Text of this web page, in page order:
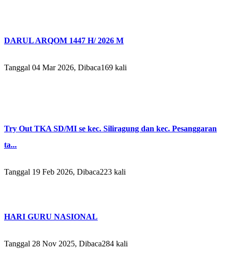
DARUL ARQOM 1447 H/ 2026 M
Tanggal 04 Mar 2026, Dibaca169 kali
Try Out TKA SD/MI se kec. Siliragung dan kec. Pesanggaran
ta...
Tanggal 19 Feb 2026, Dibaca223 kali
HARI GURU NASIONAL
Tanggal 28 Nov 2025, Dibaca284 kali